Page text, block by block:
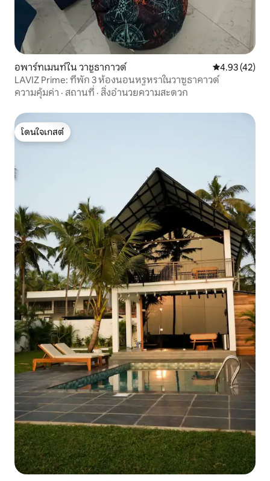
อพาร์ทเมนท์ใน วาชูธากาวด์ คะแนนเฉลี่ย
4.93 (42)
LAVIZ Prime: ที่พัก 3 ห้องนอนหรูหราในวาซูธาคาวด์
ความคุ้มค่า · สถานที่ · สิ่งอำนวยความสะดวก
โดนใจเกสต์
โดนใจเกสต์